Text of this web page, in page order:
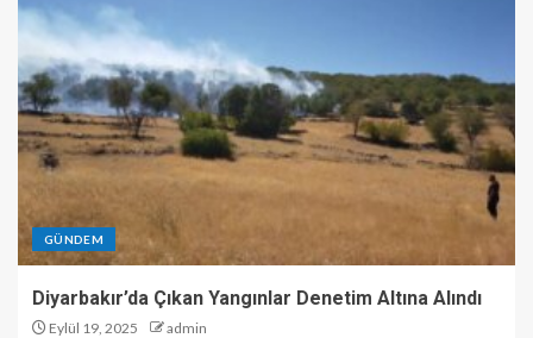
GÜNDEM
Diyarbakır’da Çıkan Yangınlar Denetim Altına Alındı
Eylül 19, 2025 admin